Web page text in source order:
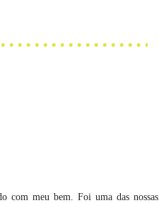
com meu bem. Foi uma das nossas